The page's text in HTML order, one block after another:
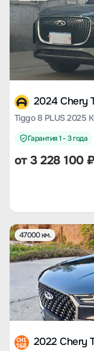
2024 Chery
Tiggo 8 PLUS 2025
Гарантия 1 - 3 года
от3 228 100
47000 км.
CHE
168 2022 Chery